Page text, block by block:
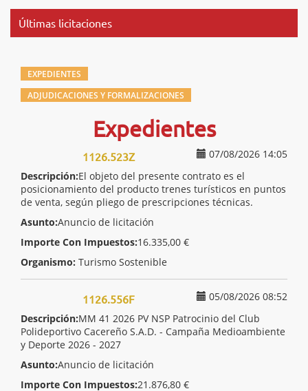
Últimas licitaciones
EXPEDIENTES
ADJUDICACIONES Y FORMALIZACIONES
Expedientes
07/08/2026 14:05
1126.523Z
Descripción:El objeto del presente contrato es el
posicionamiento del producto trenes turísticos en puntos
de venta, según pliego de prescripciones técnicas.
Asunto:Anuncio de licitación
Importe Con Impuestos:16.335,00 €
Organismo: Turismo Sostenible
05/08/2026 08:52
1126.556F
Descripción:MM 41 2026 PV NSP Patrocinio del Club
Polideportivo Cacereño S.A.D. - Campaña Medioambiente
y Deporte 2026 - 2027
Asunto:Anuncio de licitación
Importe Con Impuestos:21.876,80 €